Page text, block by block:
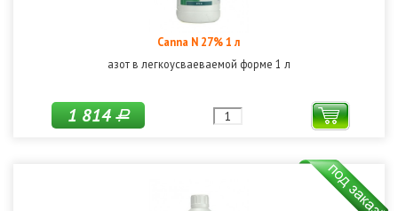
Canna N 27% 1 л
азот в легкоусваеваемой форме 1 л
1 814Р